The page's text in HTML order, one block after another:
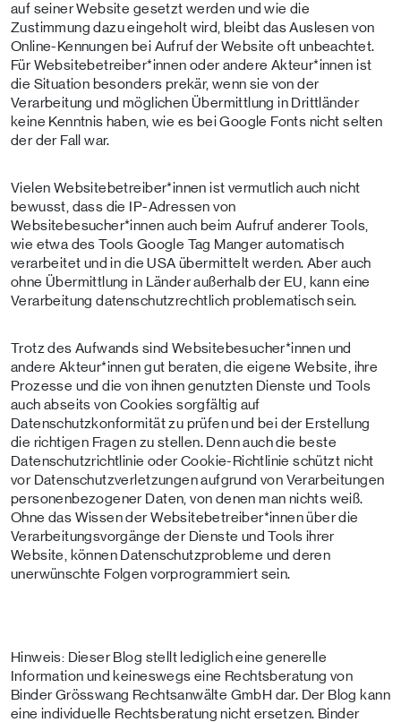
auf seiner Website gesetzt werden und wie die
Zustimmung dazu eingeholt wird, bleibt das Auslesen von
Online-Kennungen bei Aufruf der Website oft unbeachtet.
Für Websitebetreiber*innen oder andere Akteur*innen ist
die Situation besonders prekär, wenn sie von der
Verarbeitung und möglichen Übermittlung in Drittländer
keine Kenntnis haben, wie es bei Google Fonts nicht selten
der der Fall war.
Vielen Websitebetreiber*innen ist vermutlich auch nicht
bewusst, dass die IP-Adressen von
Websitebesucher*innen auch beim Aufruf anderer Tools,
wie etwa des Tools Google Tag Manger automatisch
verarbeitet und in die USA übermittelt werden. Aber auch
ohne Übermittlung in Länder außerhalb der EU, kann eine
Verarbeitung datenschutzrechtlich problematisch sein.
Trotz des Aufwands sind Websitebesucher*innen und
andere Akteur*innen gut beraten, die eigene Website, ihre
Prozesse und die von ihnen genutzten Dienste und Tools
auch abseits von Cookies sorgfältig auf
Datenschutzkonformität zu prüfen und bei der Erstellung
die richtigen Fragen zu stellen. Denn auch die beste
Datenschutzrichtlinie oder Cookie-Richtlinie schützt nicht
vor Datenschutzverletzungen aufgrund von Verarbeitungen
personenbezogener Daten, von denen man nichts weiß.
Ohne das Wissen der Websitebetreiber*innen über die
Verarbeitungsvorgänge der Dienste und Tools ihrer
Website, können Datenschutz­probleme und deren
unerwünschte Folgen vorprogrammiert sein.
Hinweis: Dieser Blog stellt lediglich eine generelle
Information und keineswegs eine Rechtsberatung von
Binder Grösswang Rechtsanwälte GmbH dar. Der Blog kann
eine individuelle Rechtsberatung nicht ersetzen. Binder